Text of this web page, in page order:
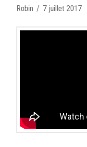
Robin 7 juillet 2017